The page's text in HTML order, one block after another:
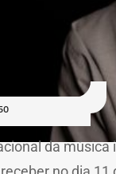
da música